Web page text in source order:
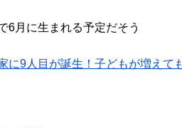
6月に生まれる予定だそう
に9人目が誕生！子どもが増えて